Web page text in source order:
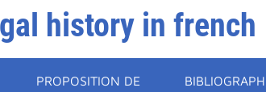
history in french
PROPOSITION DE